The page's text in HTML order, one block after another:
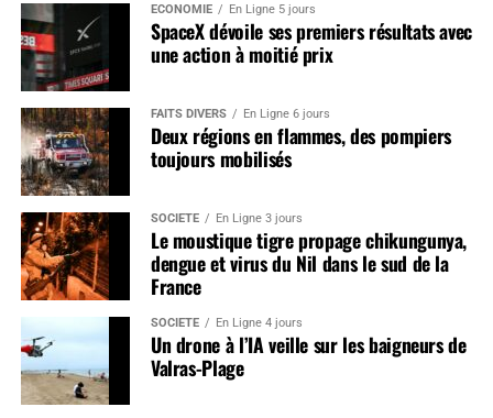
ÉCONOMIE En Ligne 5 jours
SpaceX dévoile ses premiers résultats avec
une action à moitié prix
FAITS DIVERS En Ligne 6 jours
Deux régions en flammes, des pompiers
toujours mobilisés
SOCIÉTÉ En Ligne 3 jours
Le moustique tigre propage chikungunya,
dengue et virus du Nil dans le sud de la
France
SOCIÉTÉ En Ligne 4 jours
Un drone à l’IA veille sur les baigneurs de
Valras-Plage